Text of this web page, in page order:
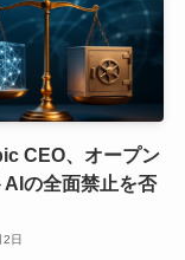
CEO、オープン
AIの全面禁止を否
日